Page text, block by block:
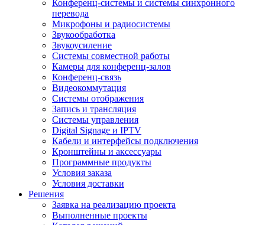
Конференц-системы и системы синхронного
перевода
Микрофоны и радиосистемы
Звукообработка
Звукоусиление
Системы совместной работы
Камеры для конференц-залов
Конференц-связь
Видеокоммутация
Системы отображения
Запись и трансляция
Системы управления
Digital Signage и IPTV
Кабели и интерфейсы подключения
Кронштейны и аксессуары
Программные продукты
Условия заказа
Условия доставки
Решения
Заявка на реализацию проекта
Выполненные проекты